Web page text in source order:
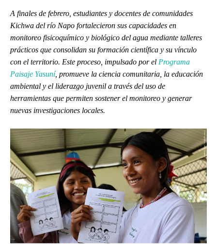
A finales de febrero, estudiantes y docentes de comunidades
Kichwa del río Napo fortalecieron sus capacidades en
monitoreo fisicoquímico y biológico del agua mediante talleres
prácticos que consolidan su formación científica y su vínculo
con el territorio. Este proceso, impulsado por el Programa
Paisaje Yasuní, promueve la ciencia comunitaria, la educación
ambiental y el liderazgo juvenil a través del uso de
herramientas que permiten sostener el monitoreo y generar
nuevas investigaciones locales.